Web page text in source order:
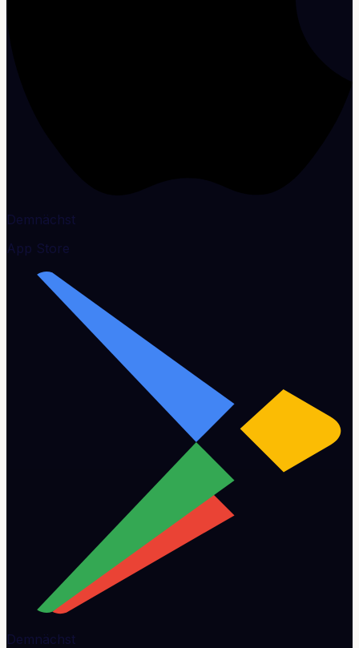
Demnächst
App Store
Demnächst